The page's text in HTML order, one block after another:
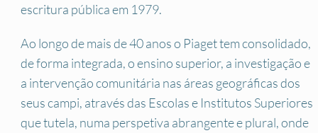
escritura pública em 1979.
Ao longo de mais de 40 anos o Piaget tem consolidado,
de forma integrada, o ensino superior, a investigação e
a intervenção comunitária nas áreas geográficas dos
seus campi, através das Escolas e Institutos Superiores
que tutela, numa perspetiva abrangente e plural, onde